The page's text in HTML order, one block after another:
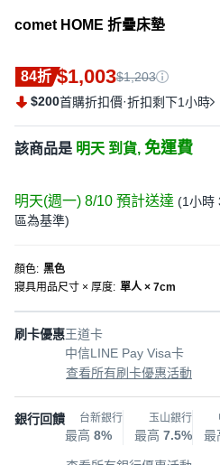
comet HOME 折疊床墊
84折 $1,003$1,203
$200首購折扣價·折扣剩下1小時
該商品是 明天 到貨, 免運費
明天(週一) 8/10 預計送達 (1小時
區為基準)
顏色: 黑色
寢具用品尺寸 × 厚度: 單人 × 7cm
刷卡優惠王道卡
中信LINE Pay Visa卡
查看所有刷卡優惠活動
銀行回饋 台新銀行
最高 8%
玉山銀行
最高 7.5% 最